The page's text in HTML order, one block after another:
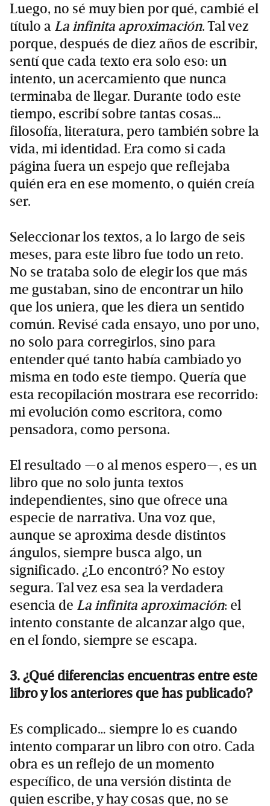
Luego, no sé muy bien por qué, cambié el
título a La infinita aproximación. Tal vez
porque, después de diez años de escribir,
sentí que cada texto era solo eso: un
intento, un acercamiento que nunca
terminaba de llegar. Durante todo este
tiempo, escribí sobre tantas cosas…
filosofía, literatura, pero también sobre la
vida, mi identidad. Era como si cada
página fuera un espejo que reflejaba
quién era en ese momento, o quién creía
ser.
Seleccionar los textos, a lo largo de seis
meses, para este libro fue todo un reto.
No se trataba solo de elegir los que más
me gustaban, sino de encontrar un hilo
que los uniera, que les diera un sentido
común. Revisé cada ensayo, uno por uno,
no solo para corregirlos, sino para
entender qué tanto había cambiado yo
misma en todo este tiempo. Quería que
esta recopilación mostrara ese recorrido:
mi evolución como escritora, como
pensadora, como persona.
El resultado —o al menos espero—, es un
libro que no solo junta textos
independientes, sino que ofrece una
especie de narrativa. Una voz que,
aunque se aproxima desde distintos
ángulos, siempre busca algo, un
significado. ¿Lo encontró? No estoy
segura. Tal vez esa sea la verdadera
esencia de La infinita aproximación: el
intento constante de alcanzar algo que,
en el fondo, siempre se escapa.
3. ¿Qué diferencias encuentras entre este
libro y los anteriores que has publicado?
Es complicado… siempre lo es cuando
intento comparar un libro con otro. Cada
obra es un reflejo de un momento
específico, de una versión distinta de
quien escribe, y hay cosas que, no se